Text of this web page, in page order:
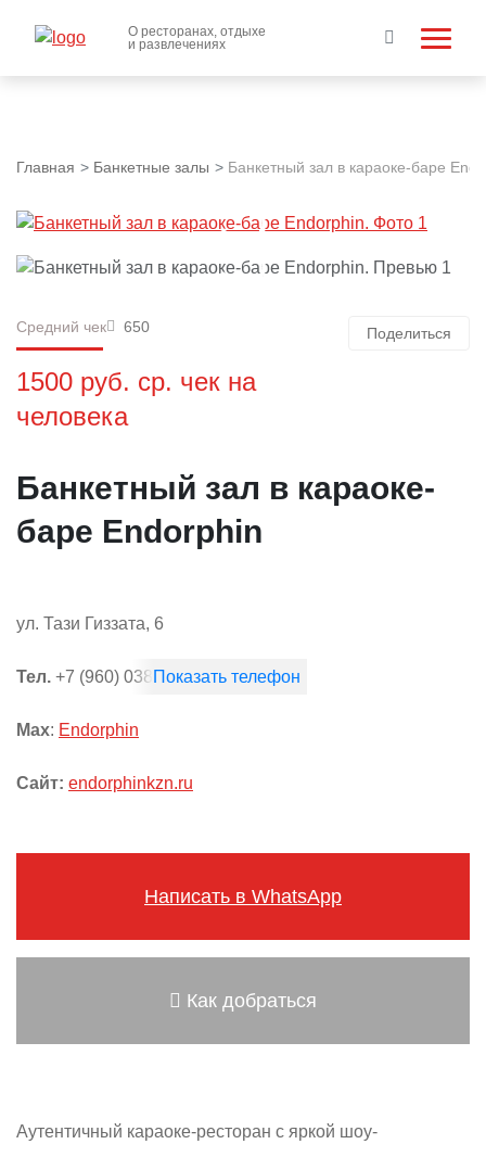
О ресторанах, отдыхе
и развлечениях
Главная Банкетные залы Банкетный зал в караоке-баре
Средний чек 650
1500 руб. ср. чек на
человека
Поделиться
Банкетный зал в караоке-
баре Endorphin
ул. Тази Гиззата, 6
Тел. +7 (960) 038-16-20
Max: Endorphin
Сайт: endorphinkzn.ru
Написать в WhatsApp
Как добраться
Аутентичный караоке-ресторан с яркой шоу-